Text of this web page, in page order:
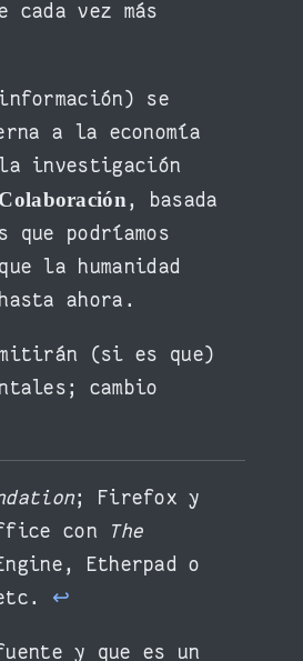
cada vez más
se
a la economía
la investigación
Colaboración, basada
podríamos
la humanidad
ahora.
(si es que)
cambio
; Firefox y
con
The
Etherpad o
↩︎
y que es un